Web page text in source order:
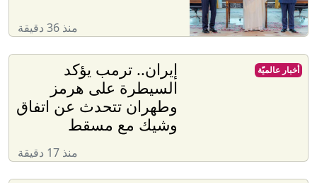
منذ 36 دقيقة
إيران.. ترمب يؤكد
السيطرة على هرمز
وطهران تتحدث عن اتفاق
وشيك مع مسقط
منذ 17 دقيقة
أخبار عالميّة